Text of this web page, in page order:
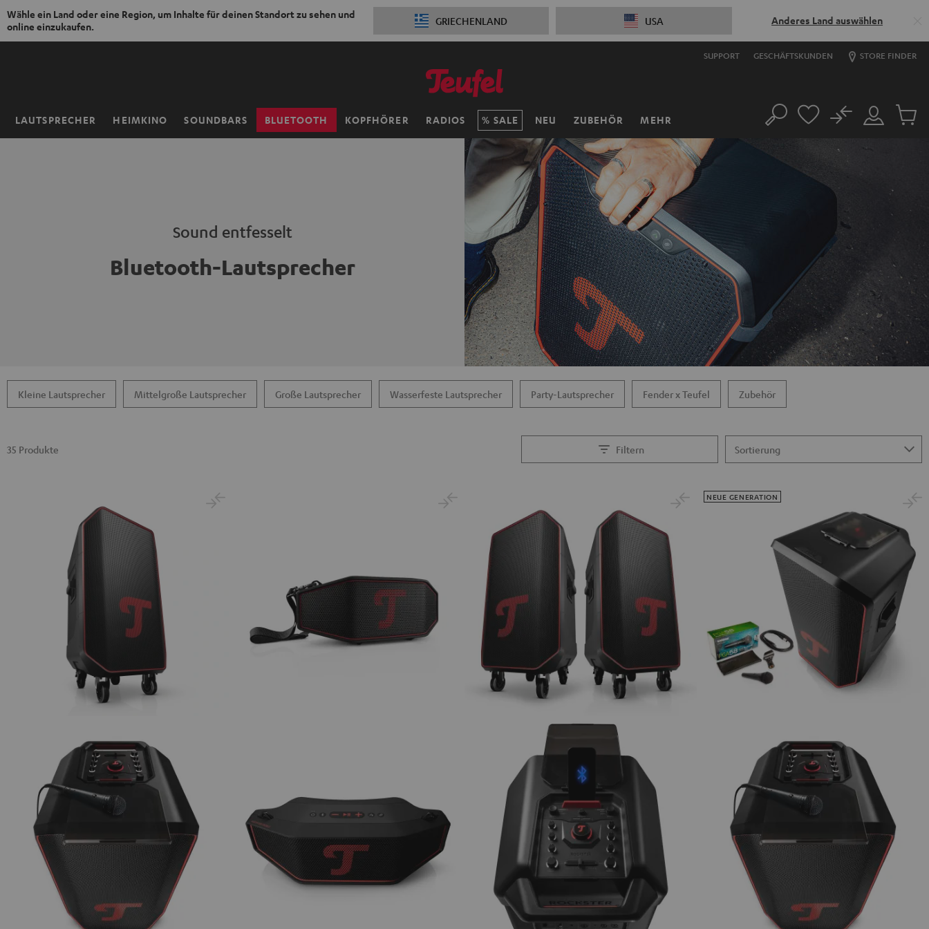
Wähle ein Land oder eine Region, um Inhalte für deinen Standort zu sehen und
online einzukaufen.
GRIECHENLAND USA Anderes Land auswählen
ZUM
SUPPORT GESCHÄFTSKUNDEN STORE FINDER
LAUTSPRECHER HEIMKINO SOUNDBARS BLUETOOTH KOPFHÖRER RADIOS SALE NEU ZUBEHÖR MEHR
Startseite Suche
Mein
No
Artikel
Sound entfesselt
Bluetooth-Lautsprecher
Kleine Lautsprecher Mittelgroße Lautsprecher Große Lautsprecher Wasserfeste Lautsprecher Party-Lautsprecher Fender x Teufel Zubehör
Filtern
35 Produkte
NEUE GENERATION